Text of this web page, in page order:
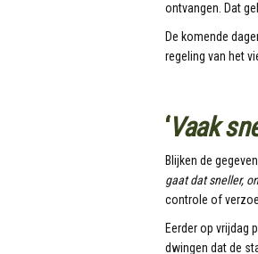
ontvangen. Dat
De komende
regeling van het
‘Vaak
Blijken de
gaat dat sneller,
controle of
Eerder op vrijdag
dwingen dat de